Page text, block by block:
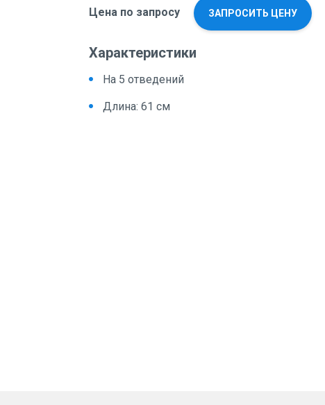
Цена по запросу ЗАПРОСИТЬ ЦЕНУ
Характеристики
На 5 отведений
Длина: 61 см